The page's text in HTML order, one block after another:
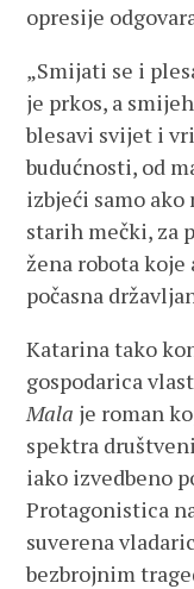
opresije
„Smijati se i
je prkos, a
blesavi svijet i
budućnosti, od
izbjeći samo
starih mečki, za
žena robota koje
počasna
Katarina tako
gospodarica
Mala je roman
spektra
iako izvedbeno
Protagonistica
suverena
bezbrojnim